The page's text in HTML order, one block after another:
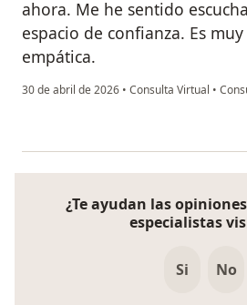
ahora. Me he sentido
espacio de confianza. Es
empática.
30 de abril de 2026 • Consulta Virtual •
¿Te ayudan las
especialistas
Si No